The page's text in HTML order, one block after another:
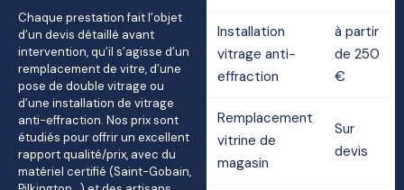
Chaque prestation fait l’objet
d’un devis détaillé avant
intervention, qu’il s’agisse d’un
remplacement de vitre, d’une
pose de double vitrage ou
d’une installation de vitrage
anti-effraction. Nos prix sont
étudiés pour offrir un excellent
rapport qualité/prix, avec du
matériel certifié (Saint-Gobain,
Installation
vitrage anti-
effraction
à partir
de 250
€
Remplacement
vitrine de
magasin
Sur
devis